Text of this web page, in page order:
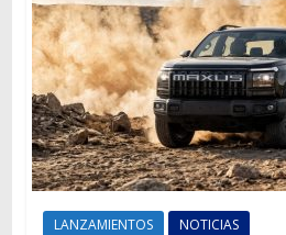
LANZAMIENTOS NOTICIAS